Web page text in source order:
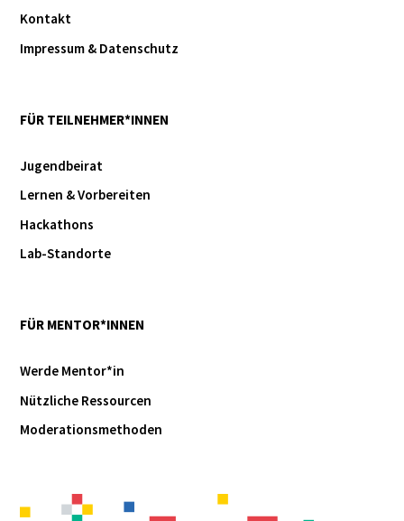
Kontakt
Impressum & Datenschutz
FÜR TEILNEHMER*INNEN
Jugendbeirat
Lernen & Vorbereiten
Hackathons
Lab-Standorte
FÜR MENTOR*INNEN
Werde Mentor*in
Nützliche Ressourcen
Moderationsmethoden